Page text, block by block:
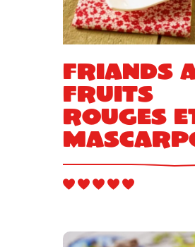
Friands
fruits
rouges